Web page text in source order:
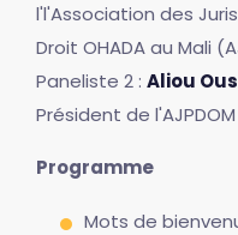
l'l'Association des
Droit OHADA au Mali
Paneliste 2 : Aliou
Président de l'AJPDOM
Programme
Mots de